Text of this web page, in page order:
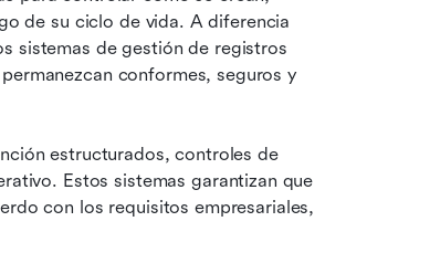
de su ciclo de vida. A diferencia
sistemas de gestión de registros
conformes, seguros y
estructurados, controles de
Estos sistemas garantizan que
con los requisitos empresariales,